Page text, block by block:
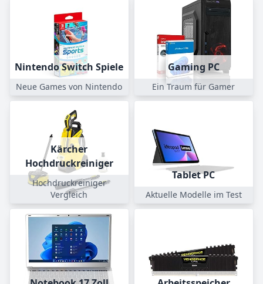
Nintendo Switch Spiele
Neue Games von Nintendo
Gaming PC
Ein Traum für Gamer
Kärcher
Hochdruckreiniger
Hochdruckreiniger
Vergleich
Tablet PC
Aktuelle Modelle im Test